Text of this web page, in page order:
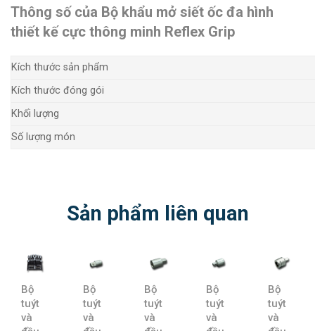
Thông số của Bộ khẩu mở siết ốc đa hình
thiết kế cực thông minh Reflex Grip
Kích thước sản phẩm
Kích thước đóng gói
Khối lượng
Số lượng món
Sản phẩm liên quan
Bộ
tuýt
và
Bộ
tuýt
và
Bộ
tuýt
và
Bộ
tuýt
và
Bộ
tuýt
và